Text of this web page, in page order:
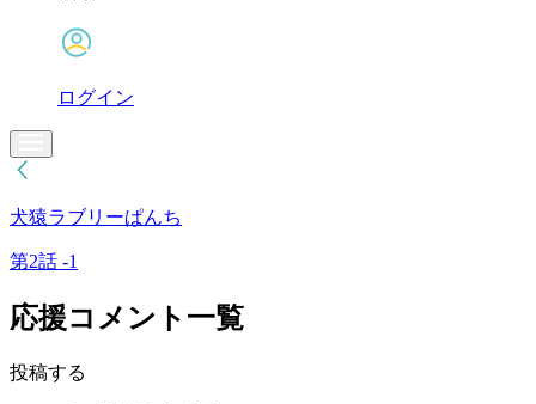
ログイン
犬猿ラブリーぱんち
第2話 -1
応援コメント一覧
投稿する